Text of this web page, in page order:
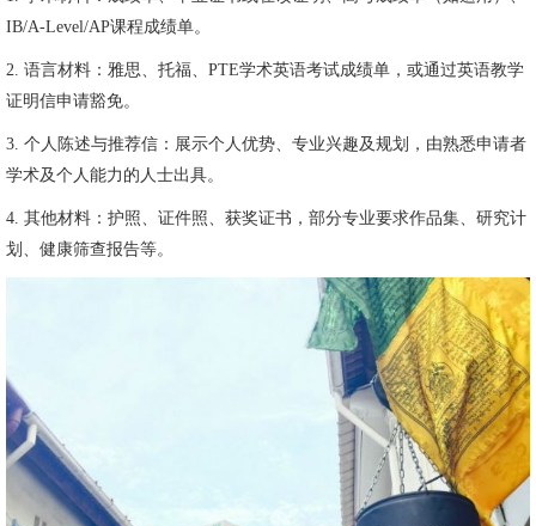
IB/A-Level/AP课程成绩单。
2. 语言材料：雅思、托福、PTE学术英语考试成绩单，或通过英语教学
证明信申请豁免。
3. 个人陈述与推荐信：展示个人优势、专业兴趣及规划，由熟悉申请者
学术及个人能力的人士出具。
4. 其他材料：护照、证件照、获奖证书，部分专业要求作品集、研究计
划、健康筛查报告等。